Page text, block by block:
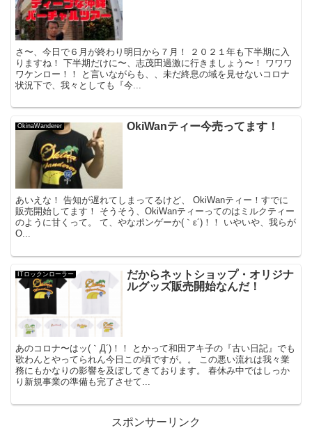
さ〜、今日で６月が終わり明日から７月！ ２０２１年も下半期に入
りますね！ 下半期だけに〜、志茂田過激に行きましょう〜！ ワワワ
ワケンロー！！ と言いながらも、、未だ終息の域を見せないコロナ
状況下で、我々としても『今...
OkinaWanderer OkiWanティー今売ってます！
あいえな！ 告知が遅れてしまってるけど、 OkiWanティー！すでに
販売開始してます！ そうそう、OkiWanティーってのはミルクティー
のように甘くって。 て、やなポンゲーか(｀ε´)！！ いやいや、我らが
O...
ITロックンローラー
だからネットショップ・オリジナ
ルグッズ販売開始なんだ！
あのコロナ〜はッ(｀Д´)！！ とかって和田アキ子の『古い日記』でも
歌わんとやってられん今日この頃ですが。。 この悪い流れは我々業
務にもかなりの影響を及ぼしてきております。 春休み中ではしっか
り新規事業の準備も完了させて...
スポンサーリンク